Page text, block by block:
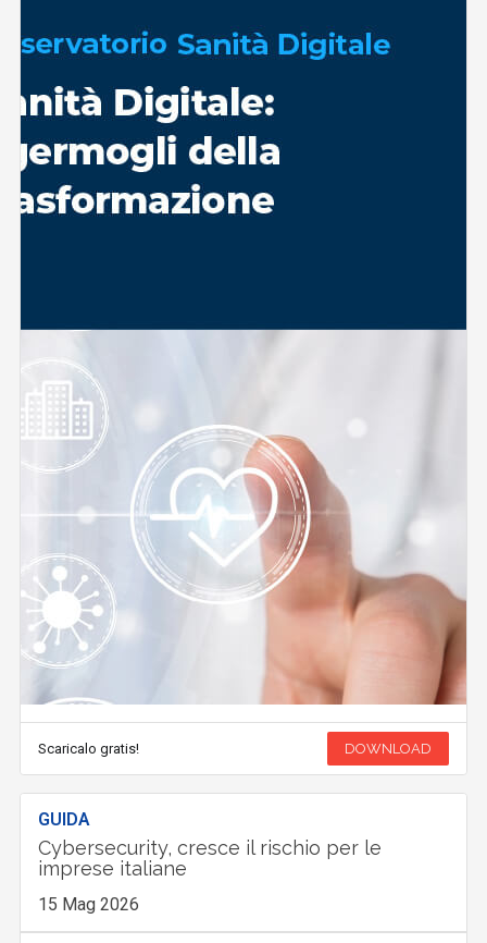
Scaricalo gratis! DOWNLOAD
GUIDA
Cybersecurity, cresce il rischio per le
imprese italiane
15 Mag 2026